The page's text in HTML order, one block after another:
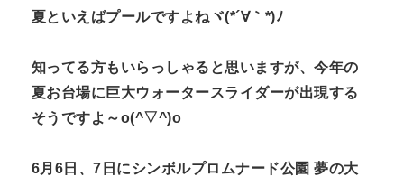
夏といえばプールですよねヾ(*´∀｀*)ﾉ
知ってる方もいらっしゃると思いますが、今年の
夏お台場に巨大ウォータースライダーが出現する
そうですよ～o(^▽^)o
6月6日、7日にシンボルプロムナード公園 夢の大